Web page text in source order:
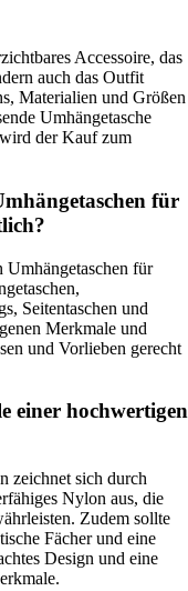
Accessoire, das
auch das Outfit
Materialien und Größen
Umhängetasche
der Kauf zum
für
für
Seitentaschen und
Merkmale und
und Vorlieben gerecht
einer hochwertigen
zeichnet sich durch
Nylon aus, die
Zudem sollte
Fächer und eine
Design und eine